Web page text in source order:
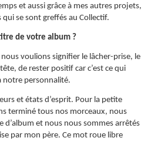
et aussi grâce à mes autres projets,
qui se sont greffés au Collectif.
de votre album ?
nous voulions signifier le lâcher-prise, le
de rester positif car c’est ce qui
notre personnalité.
et états d’esprit. Pour la petite
terminé tous nos morceaux, nous
d’album et nous nous sommes arrêtés
par mon père. Ce mot roue libre